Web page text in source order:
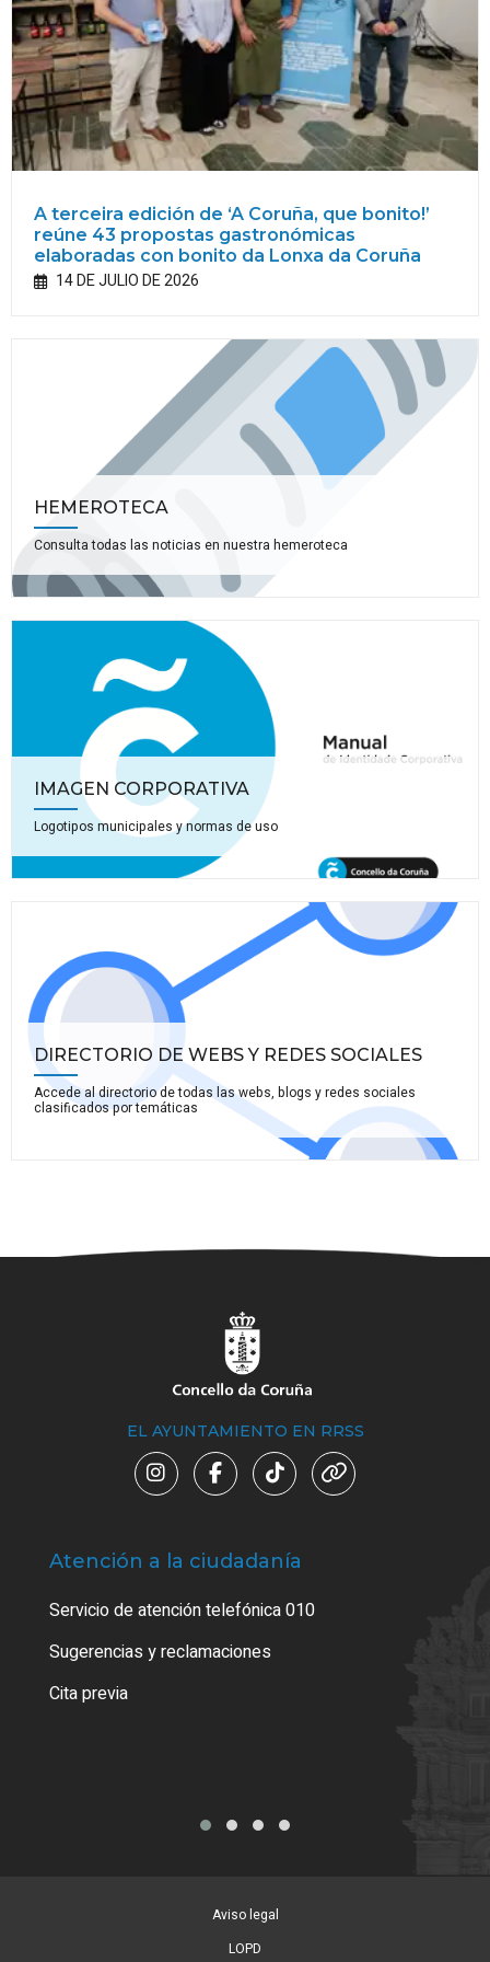
A terceira edición de ‘A Coruña, que bonito!’
reúne 43 propostas gastronómicas
elaboradas con bonito da Lonxa da Coruña
14 DE JULIO DE 2026
HEMEROTECA
Consulta todas las noticias en nuestra hemeroteca
IMAGEN CORPORATIVA
Logotipos municipales y normas de uso
DIRECTORIO DE WEBS Y REDES SOCIALES
Accede al directorio de todas las webs, blogs y redes sociales
clasificados por temáticas
EL AYUNTAMIENTO EN RRSS
Atención a la ciudadanía
Servicio de atención telefónica 010
Sugerencias y reclamaciones
Cita previa
Aviso legal
LOPD